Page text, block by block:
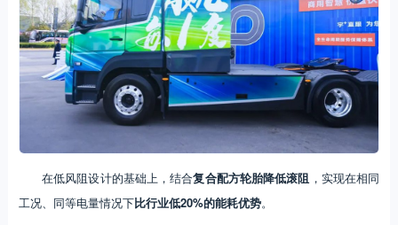
在低风阻设计的基础上，结合复合配方轮胎降低滚阻 ，实现在相同
工况、同等电量情况下比行业低20%的能耗优势。